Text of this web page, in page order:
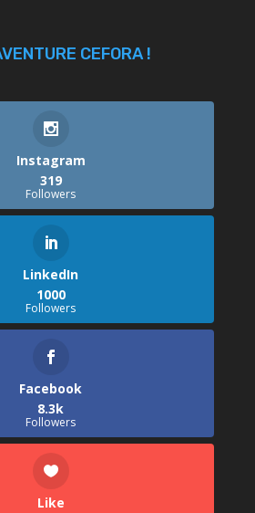
CEFORA !
Instagram
319
Followers
LinkedIn
1000
Followers
Facebook
8.3k
Followers
Like